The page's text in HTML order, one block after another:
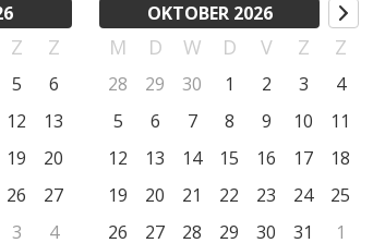
Z Z
5
6
12
13
19
20
26
27
3 4
OKTOBER 2026
M D W D V Z Z
28 29 30 1 2 3
4
5
6 7 8 9 10
11
12
13 14 15 16 17
18
19
20 21 22 23 24
25
26
27 28 29 30 31 1